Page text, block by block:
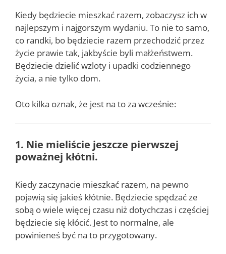
Kiedy będziecie mieszkać razem, zobaczysz ich w
najlepszym i najgorszym wydaniu. To nie to samo,
co randki, bo będziecie razem przechodzić przez
życie prawie tak, jakbyście byli małżeństwem.
Będziecie dzielić wzloty i upadki codziennego
życia, a nie tylko dom.
Oto kilka oznak, że jest na to za wcześnie:
1. Nie mieliście jeszcze pierwszej
poważnej kłótni.
Kiedy zaczynacie mieszkać razem, na pewno
pojawią się jakieś kłótnie. Będziecie spędzać ze
sobą o wiele więcej czasu niż dotychczas i częściej
będziecie się kłócić. Jest to normalne, ale
powinieneś być na to przygotowany.